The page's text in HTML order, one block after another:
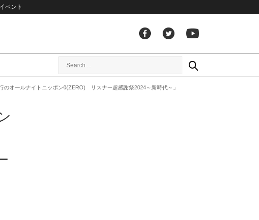
イベント
オールナイトニッポン0(ZERO) リスナー超感謝祭2024～新時代～」